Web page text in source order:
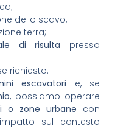
dello scavo;
terra;
di risulta presso
richiesto.
escavatori e, se
, possiamo operare
o zone urbane con
sul contesto